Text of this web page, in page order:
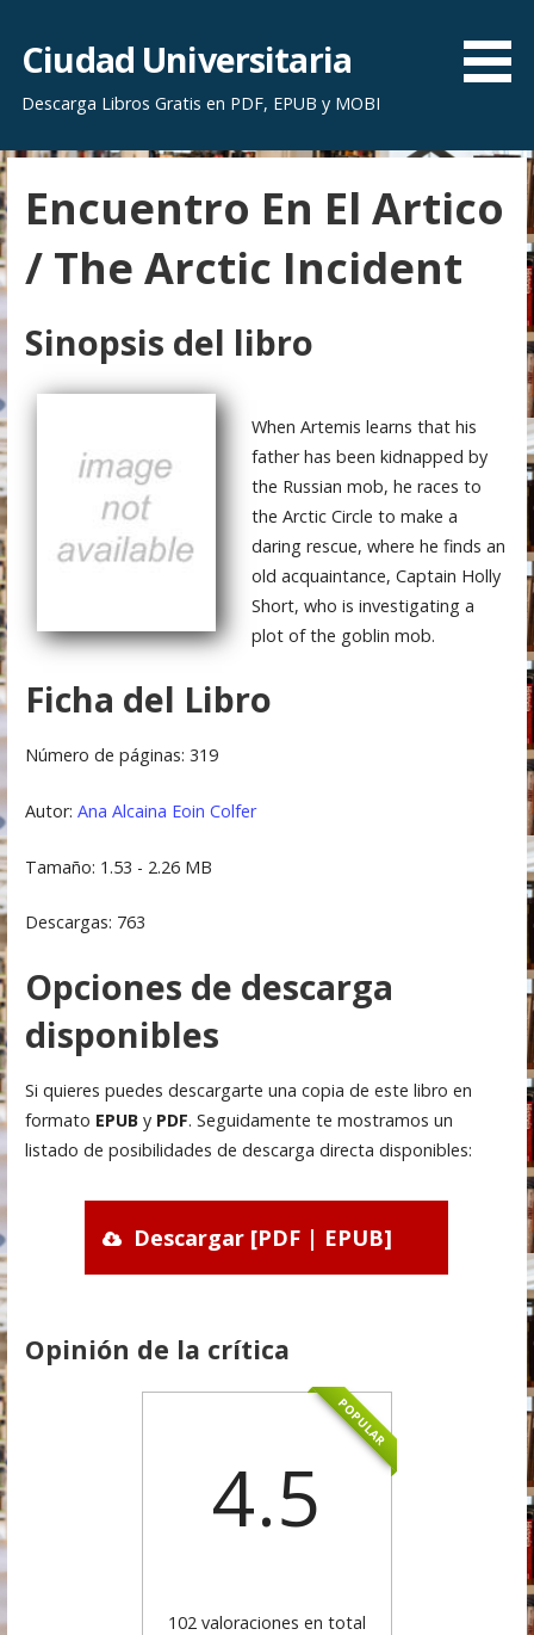
r
a
l
c
o
n
e
n
i
d
o
Ciudad Universitaria
Descarga Libros Gratis en PDF, EPUB y MOBI
Encuentro En El Artico
/ The Arctic Incident
Sinopsis del libro
When Artemis learns that his
father has been kidnapped by
the Russian mob, he races to
the Arctic Circle to make a
daring rescue, where he finds an
old acquaintance, Captain Holly
Short, who is investigating a
plot of the goblin mob.
Ficha del Libro
Número de páginas: 319
Autor: Ana Alcaina Eoin Colfer
Tamaño: 1.53 - 2.26 MB
Descargas: 763
Opciones de descarga
disponibles
Si quieres puedes descargarte una copia de este libro en
formato EPUBy PDF. Seguidamente te mostramos un
listado de posibilidades de descarga directa disponibles:
Descargar [PDF | EPUB]
Opinión de la crítica
POPULAR
4.5
102 valoraciones en total